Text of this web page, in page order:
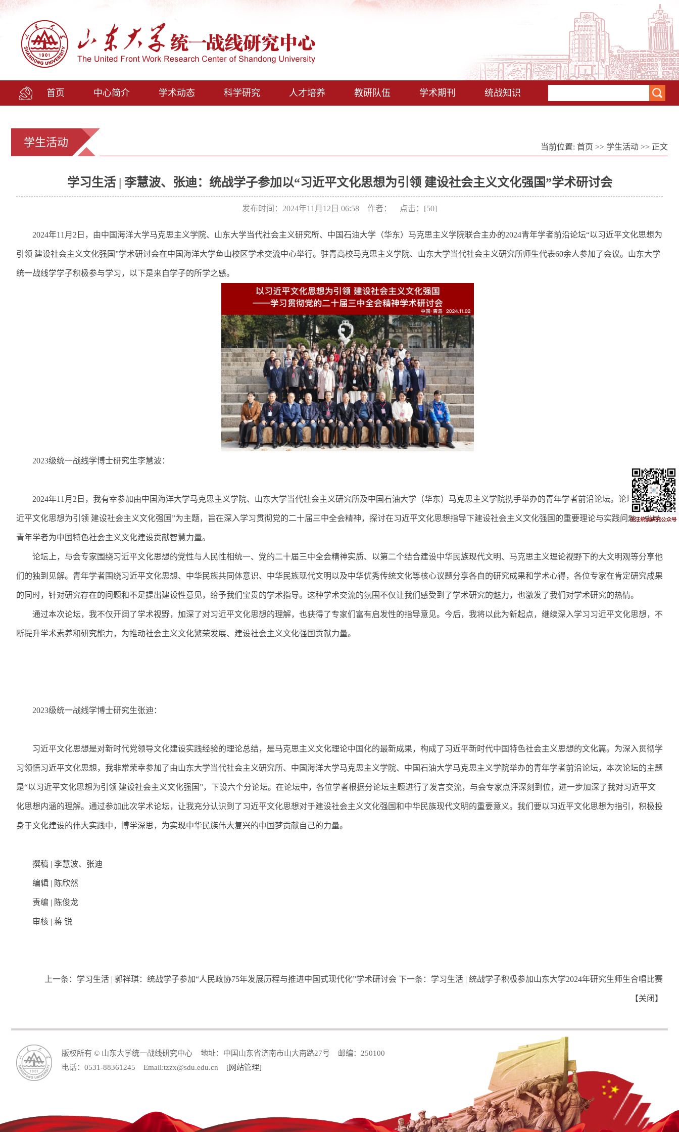
首页 中心简介 学术动态 科学研究 人才培养 教研队伍 学术期刊 统战知识
学生活动 当前位置: 首页 >> 学生活动 >> 正文
学习生活 | 李慧波、张迪：统战学子参加以“习近平文化思想为引领 建设社会主义文化强国”学术研讨会
发布时间：2024年11月12日 06:58 作者： 点击：[50]
2024年11 月 2 日，由中国海洋大学马克思主义学院、山东大学当代社会主义研究所、中国石油大学（华东）马克思主义学院联合主办的2024青年学者前沿论坛“以习近平文化思想为
引领 建设社会主义文化强国”学术研讨会在中国海洋大学鱼山校区学术交流中心举行。驻青高校马克思主义学院、山东大学当代社会主义研究所师生代表60余人参加了会议。山东大学
统一战线学学子积极参与学习，以下是来自学子的所学之感。
2023级统一战线学博士研究生李慧波：
2024年11月 2 日，我有幸参加由中国海洋大学马克思主义学院、山东大学当代社会主义研究所及中国石油大学（华东）马克思主义学院携手举办的青年学者前沿论坛。论坛以“以习
近平文化思想为引领 建设社会主义文化强国”为主题，旨在深入学习贯彻党的二十届三中全会精神，探讨在习近平文化思想指导下建设社会主义文化强国的重要理论与实践问题，引导
青年学者为中国特色社会主义文化建设贡献智慧力量。
论坛上，与会专家围绕习近平文化思想的党性与人民性相统一、党的二十届三中全会精神实质、以第二个结合建设中华民族现代文明、马克思主义理论视野下的大文明观等分享他
们的独到见解。青年学者围绕习近平文化思想、中华民族共同体意识、中华民族现代文明以及中华优秀传统文化等核心议题分享各自的研究成果和学术心得，各位专家在肯定研究成果
的同时，针对研究存在的问题和不足提出建设性意见，给予我们宝贵的学术指导。这种学术交流的氛围不仅让我们感受到了学术研究的魅力，也激发了我们对学术研究的热情。
通过本次论坛，我不仅开阔了学术视野，加深了对习近平文化思想的理解，也获得了专家们富有启发性的指导意见。今后，我将以此为新起点，继续深入学习习近平文化思想，不
断提升学术素养和研究能力，为推动社会主义文化繁荣发展、建设社会主义文化强国贡献力量。
2023级统一战线学博士研究生张迪：
习近平文化思想是对新时代党领导文化建设实践经验的理论总结，是马克思主义文化理论中国化的最新成果，构成了习近平新时代中国特色社会主义思想的文化篇。为深入贯彻学
习领悟习近平文化思想，我非常荣幸参加了由山东大学当代社会主义研究所、中国海洋大学马克思主义学院、中国石油大学马克思主义学院举办的青年学者前沿论坛，本次论坛的主题
是“以习近平文化思想为引领 建设社会主义文化强国”，下设六个分论坛。在论坛中，各位学者根据分论坛主题进行了发言交流，与会专家点评深刻到位，进一步加深了我对习近平文
化思想内涵的理解。通过参加此次学术论坛，让我充分认识到了习近平文化思想对于建设社会主义文化强国和中华民族现代文明的重要意义。我们要以习近平文化思想为指引，积极投
身于文化建设的伟大实践中，博学深思，为实现中华民族伟大复兴的中国梦贡献自己的力量。
撰稿 | 李慧波、张迪
编辑 | 陈欣然
责编 | 陈俊龙
审核 | 蒋 锐
上一条： 学习生活 | 郭祥琪：统战学子参加“人民政协75年发展历程与推进中国式现代化”学术研讨会 下一条： 学习生活 | 统战学子积极参加山东大学2024年研究生师生合唱比赛
【关闭 】
版权所有 © 山东大学统一战线研究中心 地址：中国山东省济南市山大南路27号 邮编：250100
电话：0531-88361245 Email:tzzx@sdu.edu.cn [网站管理]